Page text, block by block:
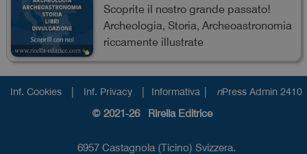
Scoprite il nostro grande passato!
Archeologia, Storia, Archeoastronomia
riccamente illustrate
Inf. Cookies | Inf. Privacy | Informativa | nPress Admin 2410
© 2021-26 Rirella Editrice
6957 Castagnola (Ticino) Svizzera.